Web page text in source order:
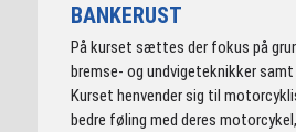
BANKERUST
På kurset sættes der fokus på
bremse- og undvigeteknikker samt
Kurset henvender sig til
bedre føling med deres